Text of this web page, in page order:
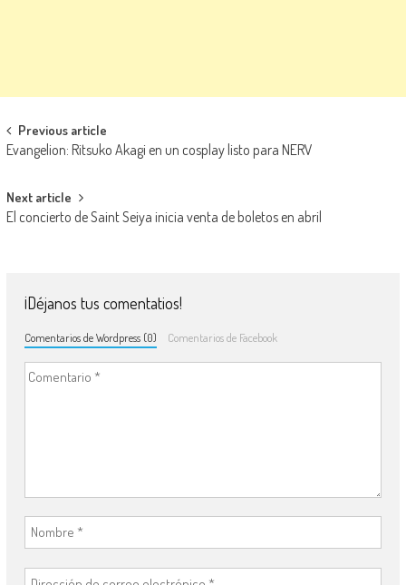
Navegación de entradas
Previous article
Evangelion: Ritsuko Akagi en un cosplay listo para NERV
Next article
El concierto de Saint Seiya inicia venta de boletos en abril
¡Déjanos tus comentatios!
Comentarios de Wordpress (0) Comentarios de Facebook